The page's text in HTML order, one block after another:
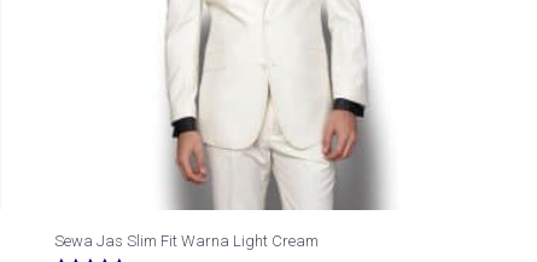
Sewa Jas Slim Fit Warna Light Cream